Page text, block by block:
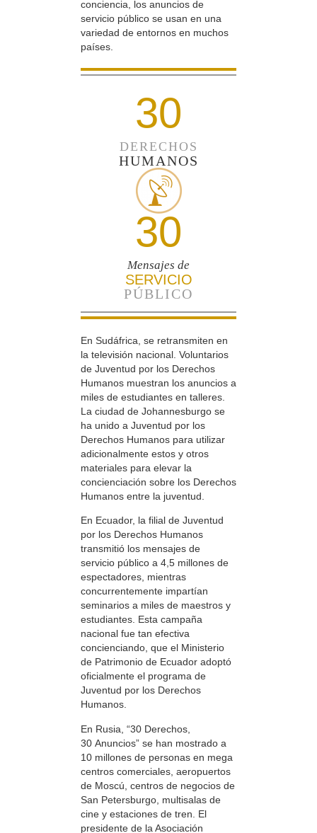
conciencia, los anuncios de
servicio público se usan en una
variedad de entornos en muchos
países.
30
DERECHOS
HUMANOS
30
Mensajes de
SERVICIO
PÚBLICO
En Sudáfrica, se retransmiten en
la televisión nacional. Voluntarios
de Juventud por los Derechos
Humanos muestran los anuncios a
miles de estudiantes en talleres.
La ciudad de Johannesburgo se
ha unido a Juventud por los
Derechos Humanos para utilizar
adicionalmente estos y otros
materiales para elevar la
concienciación sobre los Derechos
Humanos entre la juventud.
En Ecuador, la filial de Juventud
por los Derechos Humanos
transmitió los mensajes de
servicio público a 4,5 millones de
espectadores, mientras
concurrentemente impartían
seminarios a miles de maestros y
estudiantes. Esta campaña
nacional fue tan efectiva
concienciando, que el Ministerio
de Patrimonio de Ecuador adoptó
oficialmente el programa de
Juventud por los Derechos
Humanos.
En Rusia, “30 Derechos,
30 Anuncios” se han mostrado a
10 millones de personas en mega
centros comerciales, aeropuertos
de Moscú, centros de negocios de
San Petersburgo, multisalas de
cine y estaciones de tren. El
presidente de la Asociación